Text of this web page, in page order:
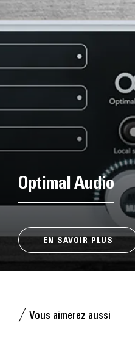
Optimal Audio
EN SAVOIR PLUS
Vous aimerez aussi